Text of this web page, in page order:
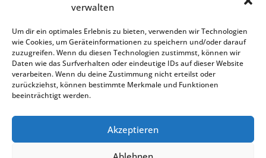
verwalten
Um dir ein optimales Erlebnis zu bieten, verwenden wir Technologien
wie Cookies, um Geräteinformationen zu speichern und/oder darauf
zuzugreifen. Wenn du diesen Technologien zustimmst, können wir
Daten wie das Surfverhalten oder eindeutige IDs auf dieser Website
verarbeiten. Wenn du deine Zustimmung nicht erteilst oder
zurückziehst, können bestimmte Merkmale und Funktionen
beeinträchtigt werden.
Akzeptieren
Cookies
Referenzen